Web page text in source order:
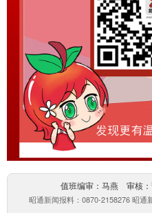
值班编审：马燕 审核
昭通新闻报料：0870-2158276 昭通